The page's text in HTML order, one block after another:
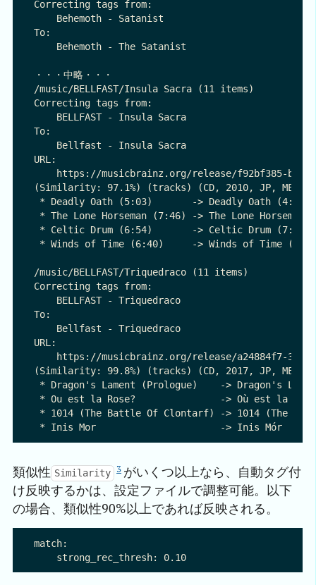
Correcting tags from:
    Behemoth - Satanist
To:
    Behemoth - The Satanist
・・・中略・・・
/music/BELLFAST/Insula Sacra (11 items)
Correcting tags from:
    BELLFAST - Insula Sacra
To:
    Bellfast - Insula Sacra
URL:
https://musicbrainz.org/release/f92bf385-
(Similarity: 97.1%) (tracks) (CD, 2010, JP, METAL
* Deadly Oath (5:03)       -> Deadly Oath (4:53)
* The Lone Horseman (7:46) -> The Lone
* Celtic Drum (6:54)       -> Celtic Drum (7:34)
* Winds of Time (6:40)     -> Winds of Time
/music/BELLFAST/Triquedraco (11 items)
Correcting tags from:
    BELLFAST - Triquedraco
To:
    Bellfast - Triquedraco
URL:
https://musicbrainz.org/release/a24884f7-
(Similarity: 99.8%) (tracks) (CD, 2017, JP, METAL
* Dragon's Lament (Prologue)    -> Dragon's
* Ou est la Rose?               -> Où est la
* 1014 (The Battle Of Clontarf) -> 1014 (The
類似性 Similarity 3 がいくつ以上なら、自動タグ付
け反映するかは、設定ファイルで調整可能。以下
の場合、類似性90%以上であれば反映される。
match: